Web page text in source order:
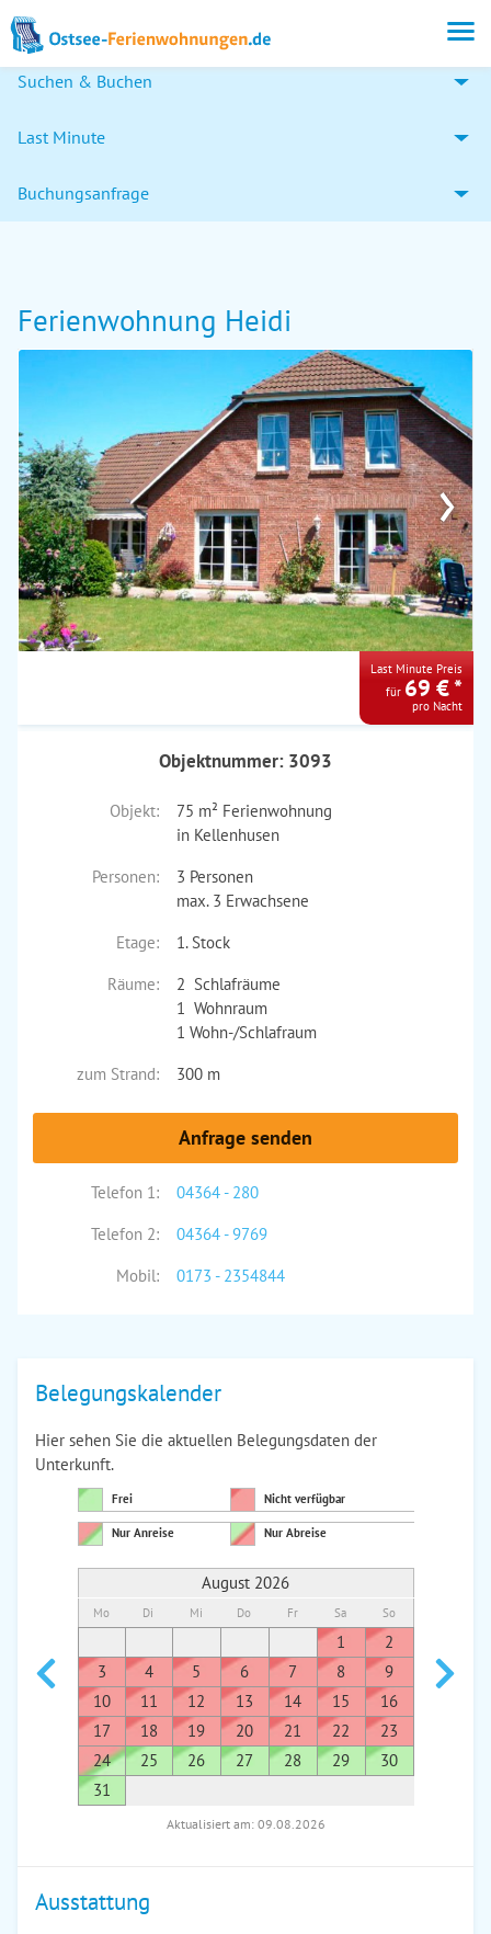
Suchen & Buchen
Last Minute
Buchungsanfrage
Ferienwohnung Heidi
›
Last Minute Preis
für 69 € *
pro Nacht
Objektnummer: 3093
Objekt:
75 m² Ferienwohnung
in Kellenhusen
Personen:
3 Personen
max. 3 Erwachsene
Etage:
1. Stock
Räume:
2 Schlafräume
1 Wohnraum
1 Wohn-/Schlafraum
zum Strand:
300 m
Anfrage senden
Telefon 1:
04364 - 280
Telefon 2:
04364 - 9769
Mobil:
0173 - 2354844
Belegungskalender
Hier sehen Sie die aktuellen Belegungsdaten der
Unterkunft.
Frei Nicht verfügbar
Nur Anreise Nur Abreise
August 2026
Mo Di Mi Do Fr Sa So
1
2
3
4 5 6 7 8
9
10
11 12 13 14 15
16
17
18 19 20 21 22
23
24
25 26 27 28 29
30
31
7
Aktualisiert am: 09.08.2026
Ausstattung